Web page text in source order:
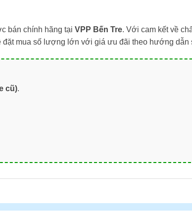
bán chính hãng tại VPP Bến Tre. Với cam kết về
mua số lượng lớn với giá ưu đãi theo hướng dẫn
cũ).